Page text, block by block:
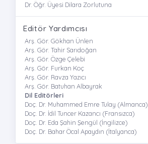
Dr. Öğr. Üyesi Dilara Zorlutuna
Editör Yardımcısı
Arş. Gör. Gökhan Ünlen
Arş. Gör. Tahir Sarıdoğan
Arş. Gör. Özge Çelebi
Arş. Gör. Furkan Koç
Arş. Gör. Ravza Yazıcı
Arş. Gör. Batuhan Albayrak
Dil Editörleri
Doç. Dr. Muhammed Emre Tulay (Almanca)
Doç. Dr. İdil Tuncer Kazancı (Fransızca)
Doç. Dr. Eda Şahin Şengül (İngilizce)
Doç. Dr. Bahar Öcal Apaydın (İtalyanca)